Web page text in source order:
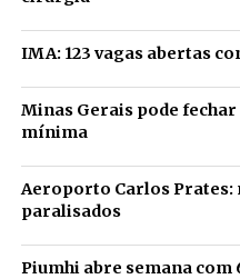
IMA: 123 vagas abertas
Minas Gerais pode fechar
mínima
Aeroporto Carlos Prates:
paralisados
Piumhi abre semana